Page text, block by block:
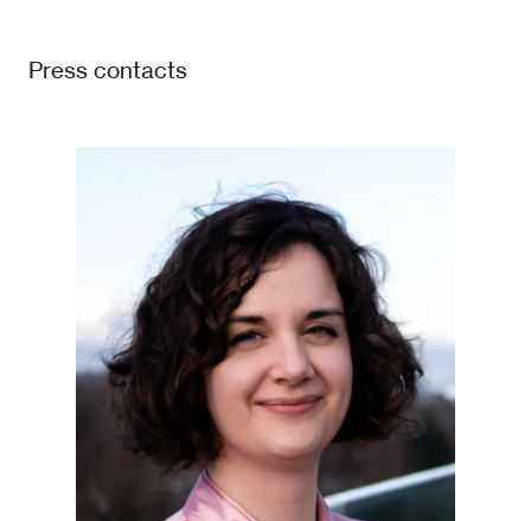
Press contacts